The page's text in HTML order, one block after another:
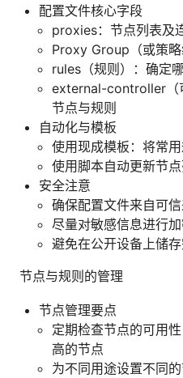
配置文件核心字段
proxies：节点列表及
Proxy Group（或策
rules（规则）：确定
external-controller（
节点与规则
自动化与模板
使用现成模板：将常
使用脚本自动更新节
安全注意
确保配置文件来自可
尽量对敏感信息进行
避免在公开设备上储
节点与规则的管理
节点管理要点
定期检查节点的可用
高的节点
为不同用途设置不同